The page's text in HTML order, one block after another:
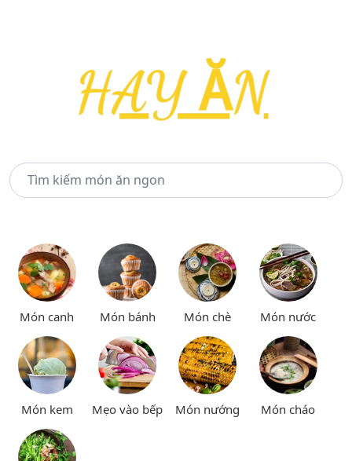
Món canh Món bánh Món chè Món nước
Món kem Mẹo vào bếp Món nướng Món cháo